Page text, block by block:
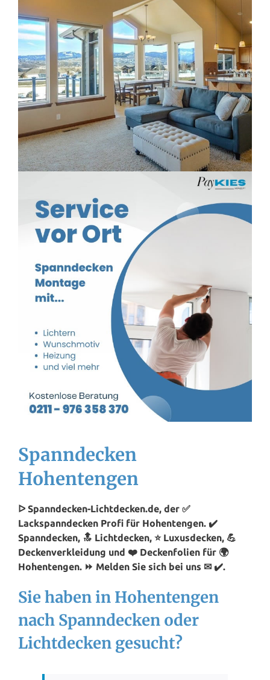
Spanndecken
Hohentengen
ᐅ Spanndecken-Lichtdecken.de, der ✅
Lackspanndecken Profi für Hohentengen. ✔️
Spanndecken, 🔝 Lichtdecken, ⭐ Luxusdecken, 💪
Deckenverkleidung und ❤️ Deckenfolien für 🌍
Hohentengen. ⏩ Melden Sie sich bei uns ✉ ✔️.
Sie haben in Hohentengen
nach Spanndecken oder
Lichtdecken gesucht?